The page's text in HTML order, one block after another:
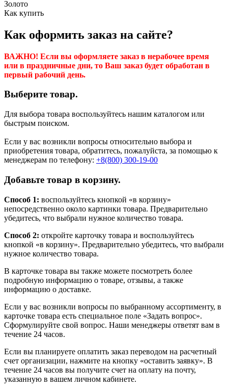
Золото
Как купить
Как оформить заказ на сайте?
ВАЖНО! Если вы оформляете заказ в нерабочее время
или в праздничные дни, то Ваш заказ будет обработан в
первый рабочий день.
Выберите товар.
Для выбора товара воспользуйтесь нашим каталогом или
быстрым поиском.
Если у вас возникли вопросы относительно выбора и
приобретения товара, обратитесь, пожалуйста, за помощью к
менеджерам по телефону: +8(800) 300-19-00
Добавьте товар в корзину.
Способ 1: воспользуйтесь кнопкой «в корзину»
непосредственно около картинки товара. Предварительно
убедитесь, что выбрали нужное количество товара.
Способ 2: откройте карточку товара и воспользуйтесь
кнопкой «в корзину». Предварительно убедитесь, что выбрали
нужное количество товара.
В карточке товара вы также можете посмотреть более
подробную информацию о товаре, отзывы, а также
информацию о доставке.
Если у вас возникли вопросы по выбранному ассортименту, в
карточке товара есть специальное поле «Задать вопрос».
Сформулируйте свой вопрос. Наши менеджеры ответят вам в
течение 24 часов.
Если вы планируете оплатить заказ переводом на расчетный
счет организации, нажмите на кнопку «оставить заявку». В
течение 24 часов вы получите счет на оплату на почту,
указанную в вашем личном кабинете.